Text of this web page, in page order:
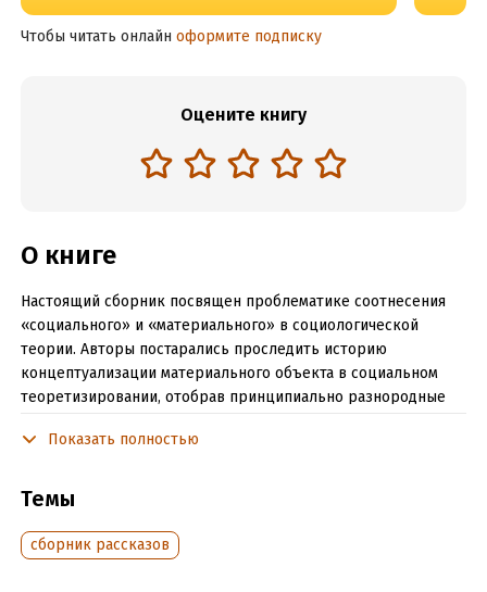
Чтобы читать онлайн оформите подписку
Оцените книгу
О книге
Настоящий сборник посвящен проблематике соотнесения
«социального» и «материального» в социологической
теории. Авторы постарались проследить историю
концептуализации материального объекта в социальном
теоретизировании, отобрав принципиально разнородные
социологического воображения.
Подробная информация
Объем:914791
Показать полностью
Темы
сборник рассказов